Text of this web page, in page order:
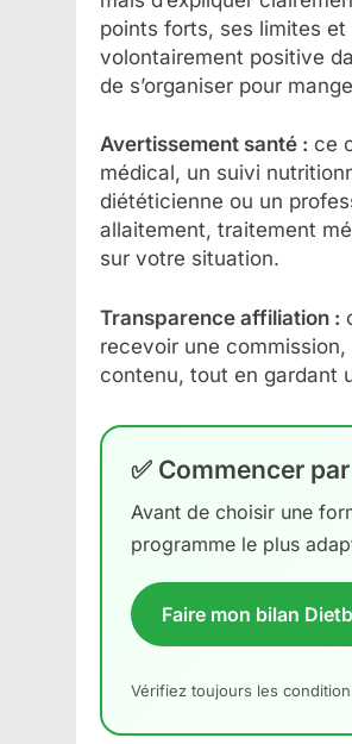
points forts, ses limites et
volontairement positive
de s’organiser pour
Avertissement santé : ce
médical, un suivi
diététicienne ou un
allaitement, traitement
sur votre situation.
Transparence affiliation :
recevoir une
contenu, tout en gardant
✅ Commencer
Avant de choisir une
programme le plus
Faire mon bilan
Vérifiez toujours les